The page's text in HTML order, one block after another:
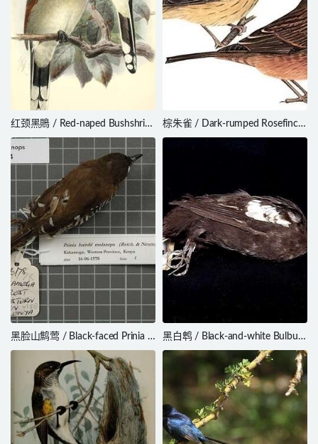
红颈黑鵙 / Red-naped Bushshrike
/ Laniarius ruficeps
棕朱雀 / Dark-rumped Rosefinch
/ Carpodacus edwardsii
黑脸山鹪莺 / Black-faced Prinia /
Prinia melanops
黑白鹎 / Black-and-white Bulbul /
Microtarsus melanoleucos